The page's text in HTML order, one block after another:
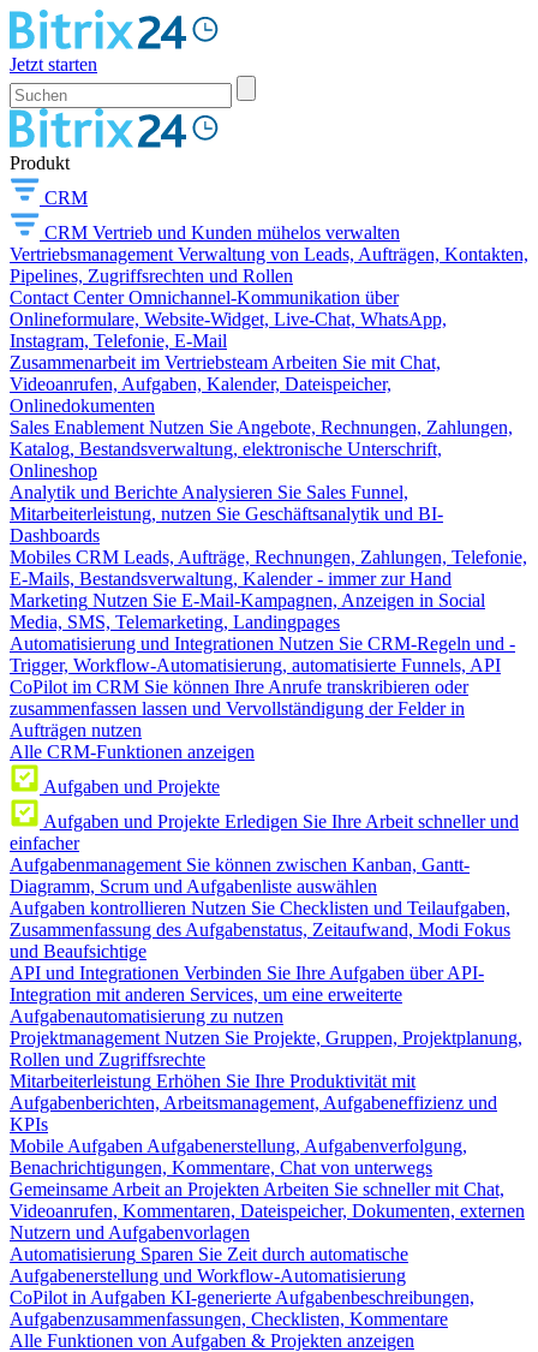
Jetzt starten
Produkt
CRM
CRM Vertrieb und Kunden mühelos verwalten
Vertriebsmanagement Verwaltung von Leads, Aufträgen, Kontakten,
Pipelines, Zugriffsrechten und Rollen
Contact Center Omnichannel-Kommunikation über
Onlineformulare, Website-Widget, Live-Chat, WhatsApp,
Instagram, Telefonie, E-Mail
Zusammenarbeit im Vertriebsteam Arbeiten Sie mit Chat,
Videoanrufen, Aufgaben, Kalender, Dateispeicher,
Onlinedokumenten
Sales Enablement Nutzen Sie Angebote, Rechnungen, Zahlungen,
Katalog, Bestandsverwaltung, elektronische Unterschrift,
Onlineshop
Analytik und Berichte Analysieren Sie Sales Funnel,
Mitarbeiterleistung, nutzen Sie Geschäftsanalytik und BI-
Dashboards
Mobiles CRM Leads, Aufträge, Rechnungen, Zahlungen, Telefonie,
E-Mails, Bestandsverwaltung, Kalender - immer zur Hand
Marketing Nutzen Sie E-Mail-Kampagnen, Anzeigen in Social
Media, SMS, Telemarketing, Landingpages
Automatisierung und Integrationen Nutzen Sie CRM-Regeln und -
Trigger, Workflow-Automatisierung, automatisierte Funnels, API
CoPilot im CRM Sie können Ihre Anrufe transkribieren oder
zusammenfassen lassen und Vervollständigung der Felder in
Aufträgen nutzen
Alle CRM-Funktionen anzeigen
Aufgaben und Projekte
Aufgaben und Projekte Erledigen Sie Ihre Arbeit schneller und
einfacher
Aufgabenmanagement Sie können zwischen Kanban, Gantt-
Diagramm, Scrum und Aufgabenliste auswählen
Aufgaben kontrollieren Nutzen Sie Checklisten und Teilaufgaben,
Zusammenfassung des Aufgabenstatus, Zeitaufwand, Modi Fokus
und Beaufsichtige
API und Integrationen Verbinden Sie Ihre Aufgaben über API-
Integration mit anderen Services, um eine erweiterte
Aufgabenautomatisierung zu nutzen
Projektmanagement Nutzen Sie Projekte, Gruppen, Projektplanung,
Rollen und Zugriffsrechte
Mitarbeiterleistung Erhöhen Sie Ihre Produktivität mit
Aufgabenberichten, Arbeitsmanagement, Aufgabeneffizienz und
KPIs
Mobile Aufgaben Aufgabenerstellung, Aufgabenverfolgung,
Benachrichtigungen, Kommentare, Chat von unterwegs
Gemeinsame Arbeit an Projekten Arbeiten Sie schneller mit Chat,
Videoanrufen, Kommentaren, Dateispeicher, Dokumenten, externen
Nutzern und Aufgabenvorlagen
Automatisierung Sparen Sie Zeit durch automatische
Aufgabenerstellung und Workflow-Automatisierung
CoPilot in Aufgaben KI-generierte Aufgabenbeschreibungen,
Aufgabenzusammenfassungen, Checklisten, Kommentare
Alle Funktionen von Aufgaben & Projekten anzeigen